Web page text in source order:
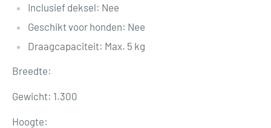
Inclusief deksel: Nee
Geschikt voor honden: Nee
Draagcapaciteit: Max. 5 kg
Breedte:
Gewicht: 1.300
Hoogte: